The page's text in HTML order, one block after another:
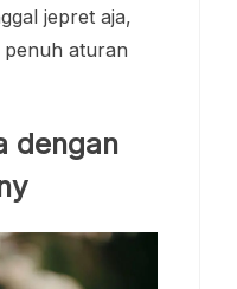
jepret aja,
aturan
dengan